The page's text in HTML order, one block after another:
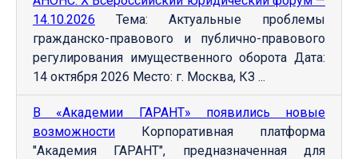
14.10.2026 Тема: Актуальные проблемы
гражданско-правового и публично-правового
регулирования имущественного оборота Дата:
14 октября 2026 Место: г. Москва, КЗ ...
В «Академии ГАРАНТ» появились новые
возможности Корпоративная платформа
"Академия ГАРАНТ", предназначенная для